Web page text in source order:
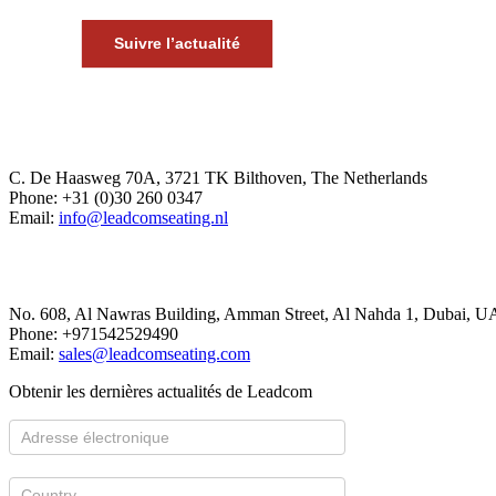
Suivre l’actualité
C. De Haasweg 70A, 3721 TK Bilthoven, The Netherlands
Phone: +31 (0)30 260 0347
Email: info@leadcomseating.nl
No. 608, Al Nawras Building, Amman Street, Al Nahda 1, Dubai,
Phone: +971542529490
Email: sales@leadcomseating.com
Obtenir les dernières actualités de Leadcom